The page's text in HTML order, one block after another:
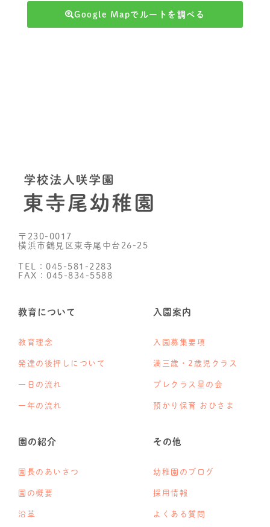
Google Mapでルートを調べる
〒230-0017
横浜市鶴見区東寺尾中台26-25
TEL：045-581-2283
FAX：045-834-5588
教育について
教育理念
発達の後押しについて
一日の流れ
一年の流れ
入園案内
入園募集要項
満三歳・2歳児クラス
プレクラス星の会
預かり保育 おひさま
園の紹介
園長のあいさつ
園の概要
沿革
その他
幼稚園のブログ
採用情報
よくある質問